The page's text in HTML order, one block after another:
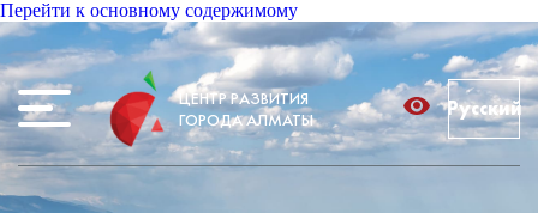
Перейти к основному содержимому
ЦЕНТР РАЗВИТИЯ
ГОРОДА АЛМАТЫ
Русский